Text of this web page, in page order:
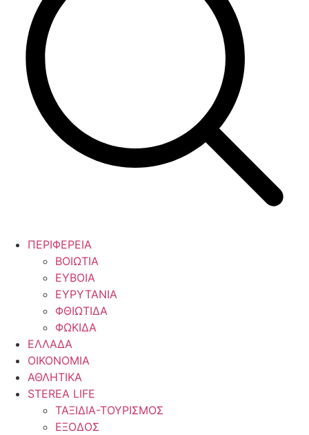
ΠΕΡΙΦΕΡΕΙΑ
ΒΟΙΩΤΙΑ
ΕΥΒΟΙΑ
ΕΥΡΥΤΑΝΙΑ
ΦΘΙΩΤΙΔΑ
ΦΩΚΙΔΑ
ΕΛΛΑΔΑ
ΟΙΚΟΝΟΜΙΑ
ΑΘΛΗΤΙΚΑ
STEREA LIFE
ΤΑΞΙΔΙΑ-ΤΟΥΡΙΣΜΟΣ
ΕΞΟΔΟΣ